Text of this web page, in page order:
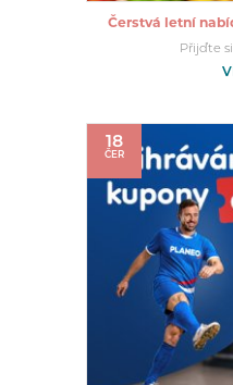
Čerstvá letní
Přijďte
18
ČER